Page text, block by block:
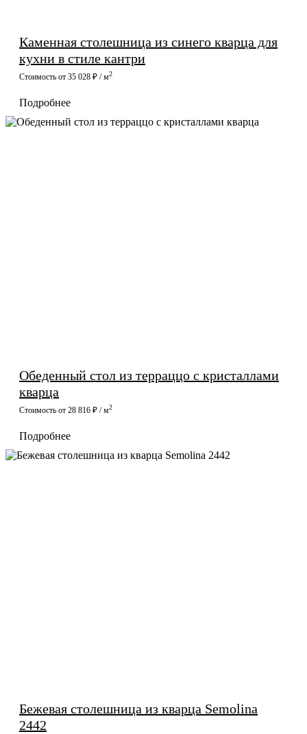
Каменная столешница из синего кварца для
кухни в стиле кантри
Стоимость от 35 028 ₽ / м2
Подробнее
Обеденный стол из терраццо с кристаллами
кварца
Стоимость от 28 816 ₽ / м2
Подробнее
Бежевая столешница из кварца Semolina
2442